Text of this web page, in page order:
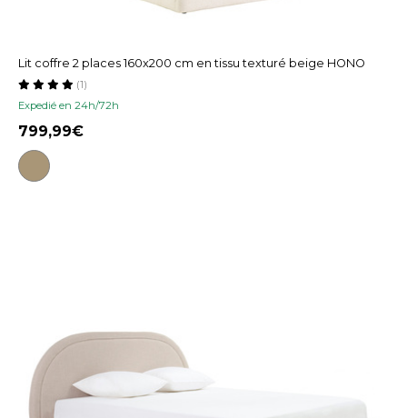
Lit coffre 2 places 160x200 cm en tissu texturé beige HONO
Expedié en 24h/72h
(1)
799,99